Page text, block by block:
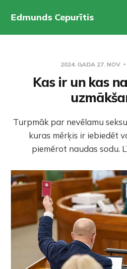
Edmunds Cepurītis
2024. GADA 27. NOV
Kas ir un kas
Turpmāk par nevēlamu
kuras mērķis ir iebiedēt
piemērot naudas sodu.